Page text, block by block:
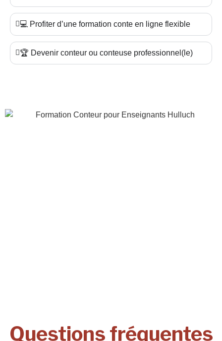
💻 Profiter d’une formation conte en ligne flexible
🏆 Devenir conteur ou conteuse professionnel(le)
Questions fréquentes